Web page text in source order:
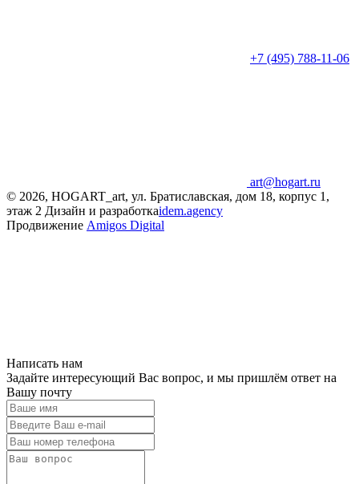
+7 (495) 788-11-06
art@hogart.ru
© 2026, HOGART_art, ул. Братиславская, дом 18, корпус 1,
этаж 2 Дизайн и разработкаidem.agency
Продвижение Amigos Digital
Написать нам
Задайте интересующий Вас вопрос, и мы пришлём ответ на
Вашу почту